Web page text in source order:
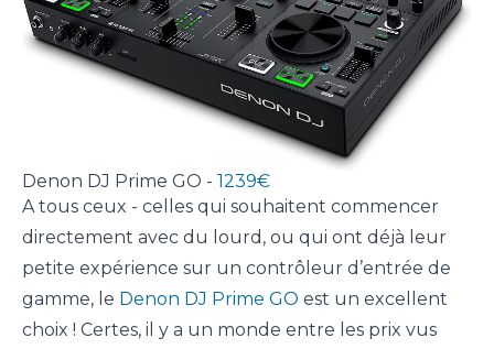
Denon DJ Prime GO - 1239€
A tous ceux - celles qui souhaitent commencer
directement avec du lourd, ou qui ont déjà leur
petite expérience sur un contrôleur d’entrée de
gamme, le Denon DJ Prime GO est un excellent
choix ! Certes, il y a un monde entre les prix vus